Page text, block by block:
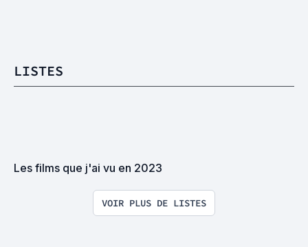
LISTES
Les films que j'ai vu en 2023
VOIR PLUS DE LISTES